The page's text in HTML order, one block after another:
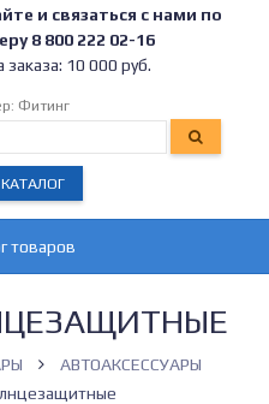
и связаться с нами по
8 800 222 02-16
10 000 руб.
Фитинг
товаров
АВТОАКСЕССУАРЫ